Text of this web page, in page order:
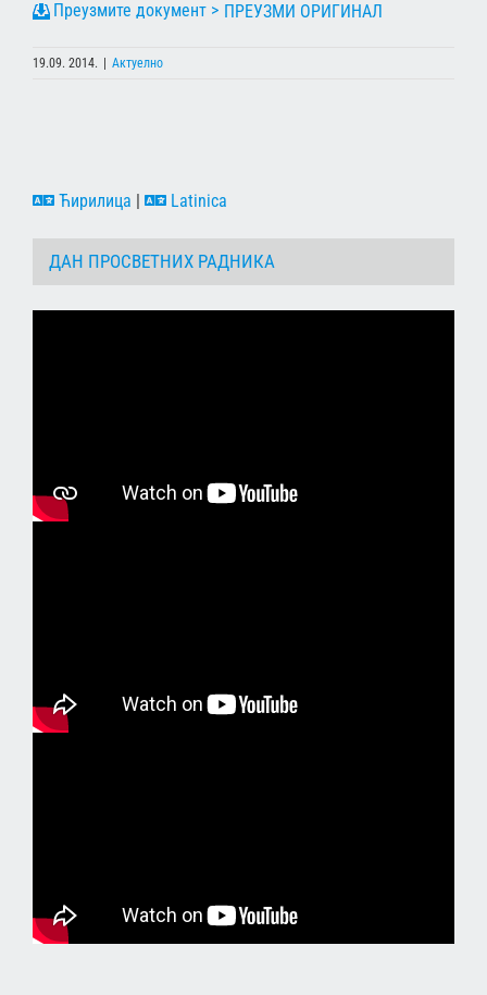
ПРЕУЗМИ ОРИГИНАЛ
19.09. 2014. | Актуелно
Ћирилица | Latinica
ДАН ПРОСВЕТНИХ РАДНИКА